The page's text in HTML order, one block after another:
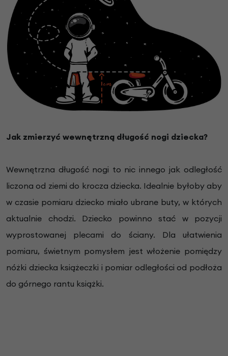
Jak zmierzyć wewnętrzną długość nogi dziecka?
Wewnętrzna długość nogi to nic innego jak odległość
liczona od ziemi do krocza dziecka. Idealnie byłoby aby
w czasie pomiaru dziecko miało ubrane buty, w których
aktualnie chodzi. Dziecko powinno stać w pozycji
wyprostowanej plecami do ściany. Dla ułatwienia
pomiaru, świetnym pomysłem jest włożenie pomiędzy
nóżki dziecka książeczki i pomiar odległości od podłoża
do górnego rantu książki.